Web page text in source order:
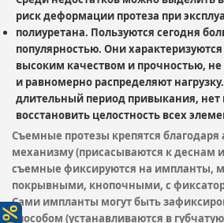
риск деформации протеза при
полиуретана. Пользуются сегодня
популярностью. Они
высоким качеством и прочностью,
и равномерно распределяют
длительный период привыкания, нет
восстановить целостность всех
Съемные протезы крепятся благодаря
механизму (присасываются к деснам
съемные фиксируются на импланты,
покрывными, кнопочными, с
Сами импланты могут быть
способом (устанавливаются в